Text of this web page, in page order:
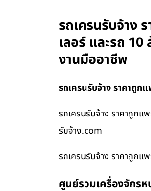
รถเครนรับจ้าง
เลอร์ และรถ
งานมืออาชีพ
รถเครนรับจ้าง ราคาถูก
รถเครนรับจ้าง ราคาถูก
รับจ้าง.com
รถเครนรับจ้าง ราคาถูก
ศูนย์รวมเครื่องจักรห